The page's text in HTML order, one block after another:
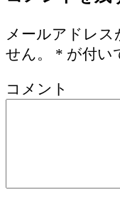
メールアドレス
せん。
* が付い
コメント